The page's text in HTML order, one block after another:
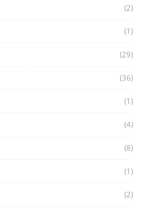
(2)
(1)
(29)
(36)
(1)
(4)
(8)
(1)
(2)